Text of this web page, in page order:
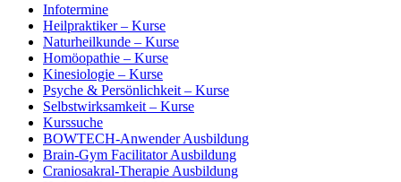
Infotermine
Heilpraktiker – Kurse
Naturheilkunde – Kurse
Homöopathie – Kurse
Kinesiologie – Kurse
Psyche & Persönlichkeit – Kurse
Selbstwirksamkeit – Kurse
Kurssuche
BOWTECH-Anwender Ausbildung
Brain-Gym Facilitator Ausbildung
Craniosakral-Therapie Ausbildung